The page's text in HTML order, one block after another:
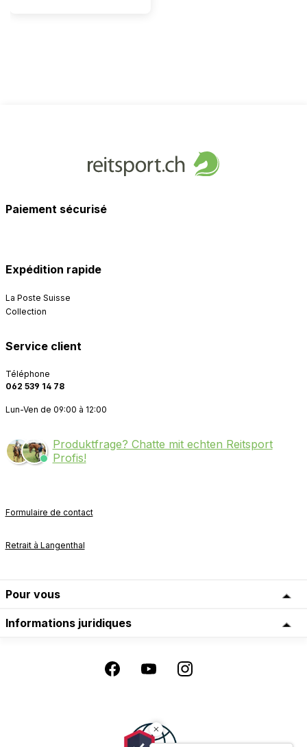
Paiement sécurisé
Expédition rapide
La Poste Suisse
Collection
Service client
Téléphone
062 539 14 78
Lun-Ven de 09:00 à 12:00
Produktfrage? Chatte mit echten Reitsport
Profis!
Formulaire de contact
Retrait à Langenthal
Pour vous
Informations juridiques